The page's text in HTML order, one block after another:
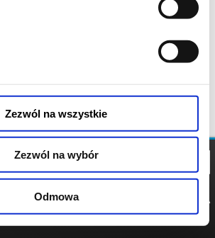
Zezwól na wszystkie
Zezwól na wybór
Odmowa
POLITYKA
POLITYKA